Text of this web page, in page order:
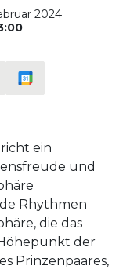
2024
ein
und
Rhythmen
die das
der
Prinzenpaares,